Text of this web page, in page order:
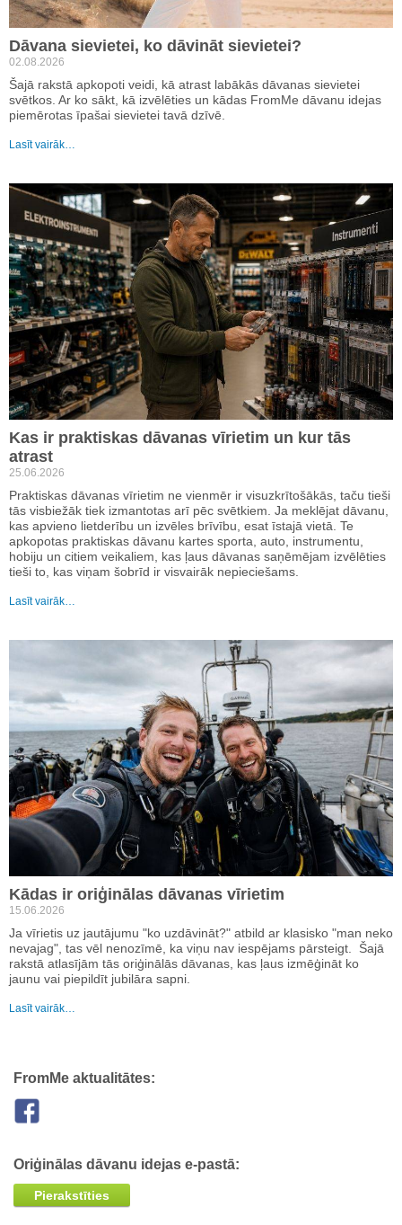
Dāvana sievietei, ko dāvināt sievietei?
02.08.2026
Šajā rakstā apkopoti veidi, kā atrast labākās dāvanas sievietei
svētkos. Ar ko sākt, kā izvēlēties un kādas FromMe dāvanu idejas
piemērotas īpašai sievietei tavā dzīvē.
Lasīt vairāk…
Kas ir praktiskas dāvanas vīrietim un kur tās
atrast
25.06.2026
Praktiskas dāvanas vīrietim ne vienmēr ir visuzkrītošākās, taču tieši
tās visbiežāk tiek izmantotas arī pēc svētkiem. Ja meklējat dāvanu,
kas apvieno lietderību un izvēles brīvību, esat īstajā vietā. Te
apkopotas praktiskas dāvanu kartes sporta, auto, instrumentu,
hobiju un citiem veikaliem, kas ļaus dāvanas saņēmējam izvēlēties
tieši to, kas viņam šobrīd ir visvairāk nepieciešams.
Lasīt vairāk…
Kādas ir oriģinālas dāvanas vīrietim
15.06.2026
Ja vīrietis uz jautājumu "ko uzdāvināt?" atbild ar klasisko "man neko
nevajag", tas vēl nenozīmē, ka viņu nav iespējams pārsteigt. Šajā
rakstā atlasījām tās oriģinālās dāvanas, kas ļaus izmēģināt ko
jaunu vai piepildīt jubilāra sapni.
Lasīt vairāk…
FromMe aktualitātes:
Oriģinālas dāvanu idejas e-pastā:
Pierakstīties